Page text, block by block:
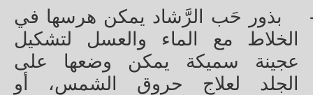
بذور حَب الرَّشاد يمكن هرسها في
الخلاط مع الماء والعسل لتشكيل
عجينة سميكة يمكن وضعها على
الجلد لعلاج حروق الشمس، أو